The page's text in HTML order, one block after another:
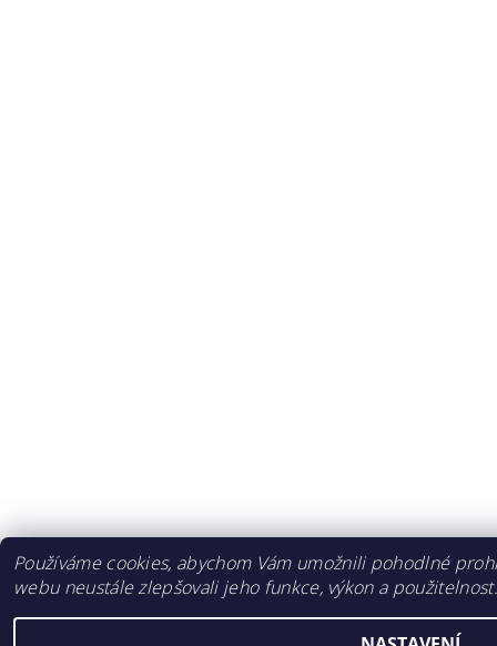
Používáme cookies, abychom Vám umožnili pohodlné
webu neustále zlepšovali jeho funkce, výkon a použitelnost.